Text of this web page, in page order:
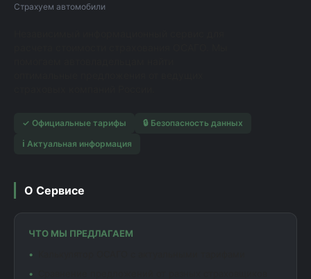
Страхуем автомобили
✓ Официальные тарифы
🔒 Безопасность данных
ℹ️ Актуальная информация
О Сервисе
ЧТО МЫ ПРЕДЛАГАЕМ